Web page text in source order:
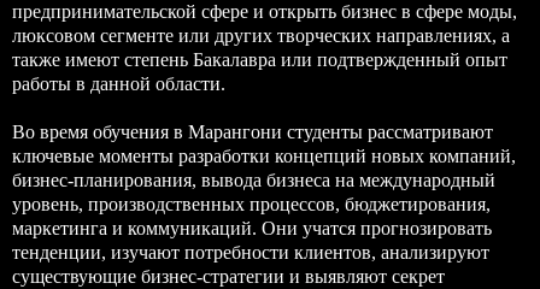
предпринимательской сфере и открыть бизнес в сфере моды,
люксовом сегменте или других творческих направлениях, а
также имеют степень Бакалавра или подтвержденный опыт
работы в данной области.
Во время обучения в Марангони студенты рассматривают
ключевые моменты разработки концепций новых компаний,
бизнес-планирования, вывода бизнеса на международный
уровень, производственных процессов, бюджетирования,
маркетинга и коммуникаций. Они учатся прогнозировать
тенденции, изучают потребности клиентов, анализируют
существующие бизнес-стратегии и выявляют секрет